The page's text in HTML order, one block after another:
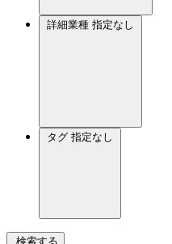
詳細業種 指定なし
タグ 指定なし
検索する